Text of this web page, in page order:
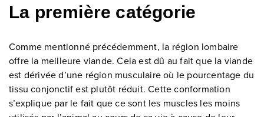
La première catégorie
Comme mentionné précédemment, la région lombaire
offre la meilleure viande. Cela est dû au fait que la viande
est dérivée d’une région musculaire où le pourcentage du
tissu conjonctif est plutôt réduit. Cette conformation
s’explique par le fait que ce sont les muscles les moins